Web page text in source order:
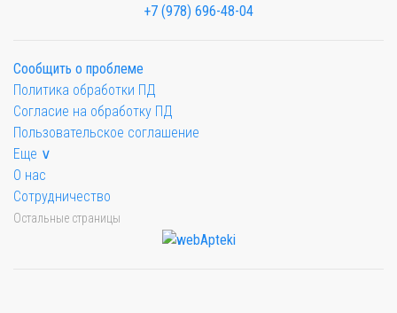
+7 (978) 696-48-04
Сообщить о проблеме
Политика обработки ПД
Согласие на обработку ПД
Пользовательское соглашение
Еще ∨
О нас
Сотрудничество
Остальные страницы